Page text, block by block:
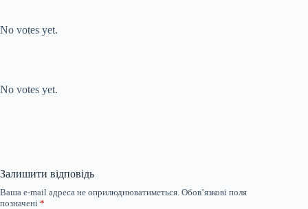
No votes yet.
No votes yet.
Залишити відповідь
Ваша e-mail адреса не оприлюднюватиметься. Обов’язкові поля
позначені *